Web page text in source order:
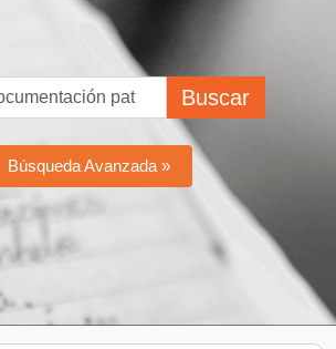
Buscar
Búsqueda Avanzada »